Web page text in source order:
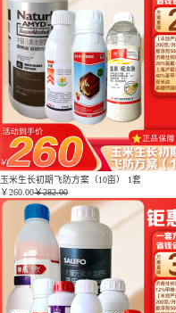
玉米生长初期飞防方案（10亩） 1套
￥260.00￥282.00